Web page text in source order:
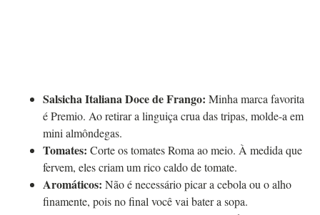
Salsicha Italiana Doce de Frango: Minha marca favorita
é Premio. Ao retirar a linguiça crua das tripas, molde-a em
mini almôndegas.
Tomates: Corte os tomates Roma ao meio. À medida que
fervem, eles criam um rico caldo de tomate.
Aromáticos: Não é necessário picar a cebola ou o alho
finamente, pois no final você vai bater a sopa.